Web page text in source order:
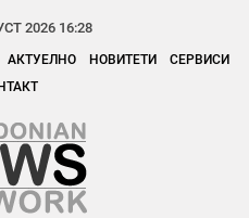
2026 16:28
АКТУЕЛНО НОВИТЕТИ
СЕРВИСИ